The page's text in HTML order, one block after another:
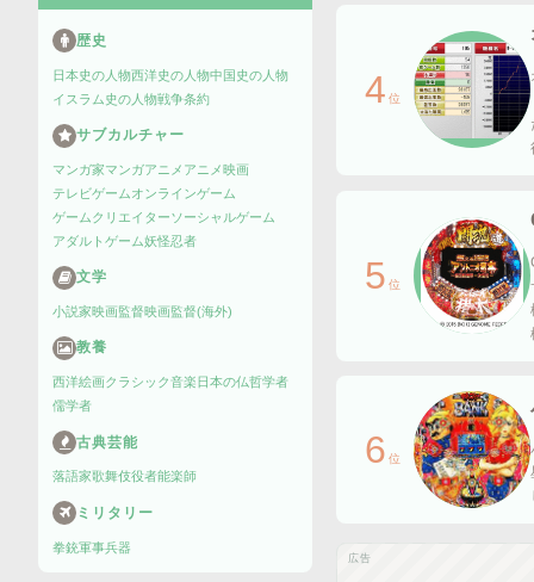
歴史
日本史の人物西洋史の人物中国史の人物
イスラム史の人物戦争条約
サブカルチャー
マンガ家マンガアニメ アニメ映画
テレビゲームオンラインゲーム
ゲームクリエイターソーシャルゲーム
アダルトゲーム妖怪忍者
文学
小説家映画監督映画監督(海外)
教養
西洋絵画クラシック音楽 日本の仏哲学者
儒学者
古典芸能
落語家歌舞伎役者能楽師
ミリタリー
拳銃軍事兵器
4 位
5 位
6 位
広告